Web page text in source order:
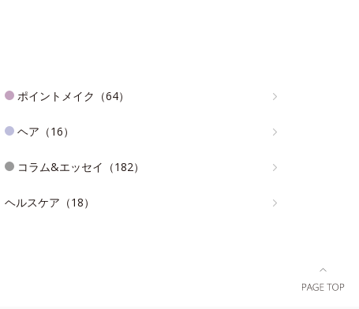
ポイントメイク（64）
ヘア（16）
コラム&エッセイ（182）
ヘルスケア（18）